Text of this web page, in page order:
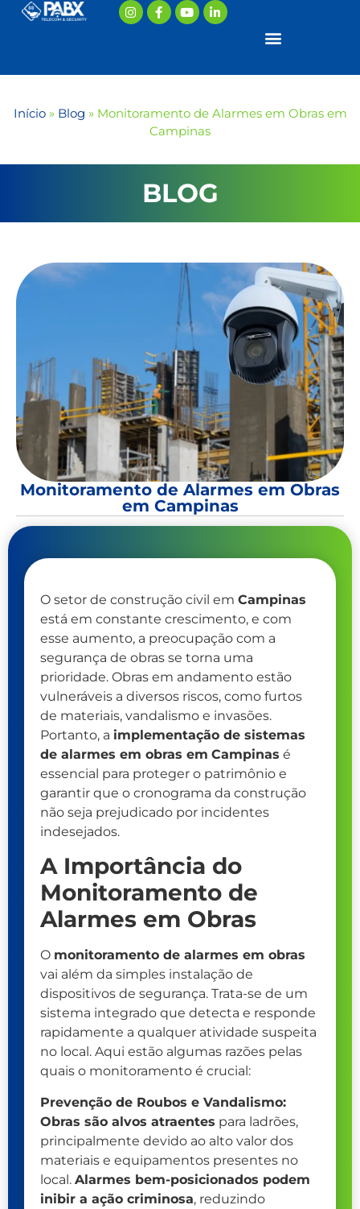
Início» Blog » Monitoramento de Alarmes em Obras em
Campinas
BLOG
Monitoramento de Alarmes em Obras
em Campinas
O setor de construção civil em Campinas
está em constante crescimento, e com
esse aumento, a preocupação com a
segurança de obras se torna uma
prioridade. Obras em andamento estão
vulneráveis a diversos riscos, como furtos
de materiais, vandalismo e invasões.
Portanto, a implementação de sistemas
de alarmes em obras em Campinas é
essencial para proteger o patrimônio e
garantir que o cronograma da construção
não seja prejudicado por incidentes
indesejados.
A Importância do
Monitoramento de
Alarmes em Obras
O monitoramento de alarmes em obras
vai além da simples instalação de
dispositivos de segurança. Trata-se de um
sistema integrado que detecta e responde
rapidamente a qualquer atividade suspeita
no local. Aqui estão algumas razões pelas
quais o monitoramento é crucial:
Prevenção de Roubos e Vandalismo:
Obras são alvos atraentes para ladrões,
principalmente devido ao alto valor dos
materiais e equipamentos presentes no
local. Alarmes bem-posicionados podem
inibir a ação criminosa, reduzindo